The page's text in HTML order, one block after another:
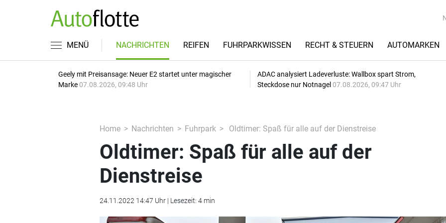
MENÜ NACHRICHTEN REIFEN FUHRPARKWISSEN RECHT & STEUERN AUTOMARKEN
Geely mit Preisansage: Neuer E2 startet unter magischer
Marke 07.08.2026, 09:48 Uhr
ADAC analysiert Ladeverluste: Wallbox spart Strom,
Steckdose nur Notnagel 07.08.2026, 09:47 Uhr
Home Nachrichten Fuhrpark Oldtimer: Spaß für alle auf der Dienstreise
Oldtimer: Spaß für alle auf der
Dienstreise
24.11.2022 14:47 Uhr | Lesezeit: 4 min